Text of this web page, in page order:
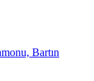
Bartın